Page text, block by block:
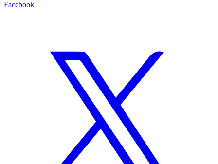
Facebook